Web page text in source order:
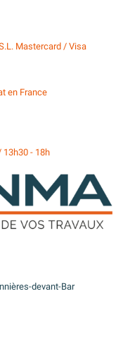
Mastercard / Visa
en France
13h30 - 18h
devant-Bar